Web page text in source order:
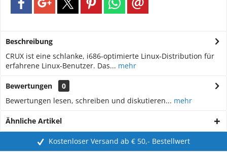
Beschreibung
CRUX ist eine schlanke, i686-optimierte Linux-Distribution für
erfahrene Linux-Benutzer. Das... mehr
Bewertungen
0
Bewertungen lesen, schreiben und diskutieren... mehr
Ähnliche Artikel
Kostenloser Versand ab € 50,- Bestellwert